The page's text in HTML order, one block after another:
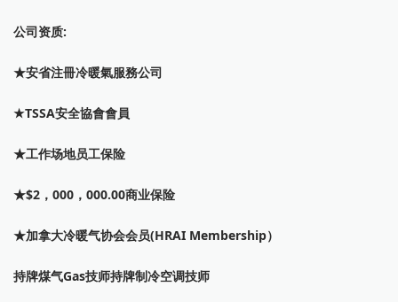
公司资质:
★安省注冊冷暖氣服務公司
★TSSA安全協會會員
★工作场地员工保险
★$2，000，000.00商业保险
★加拿大冷暖气协会会员(HRAI Membership）
持牌煤气Gas技师持牌制冷空调技师